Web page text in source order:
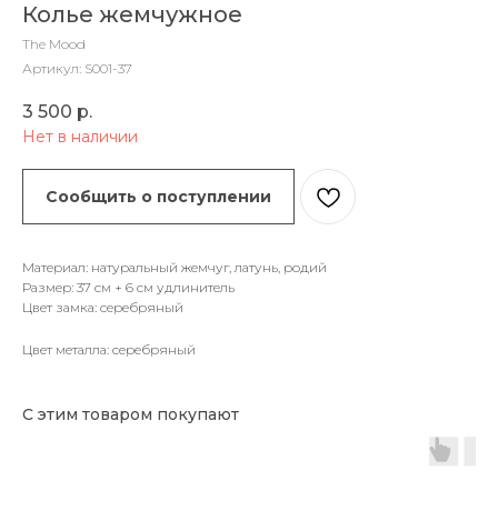
Колье жемчужное
The Mood
Артикул: S001-37
3 500 р.
Нет в наличии
Сообщить о поступлении
Материал: натуральный жемчуг, латунь, родий
Размер: 37 см + 6 см удлинитель
Цвет замка: серебряный
Цвет металла: серебряный
С этим товаром покупают